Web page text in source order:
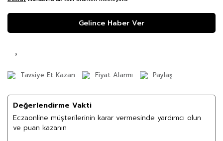
Gelince Haber Ver
Tavsiye Et Kazan Fiyat Alarmı Paylaş
Değerlendirme Vakti
Eczaonline müşterilerinin karar vermesinde yardımcı olun
ve puan kazanın